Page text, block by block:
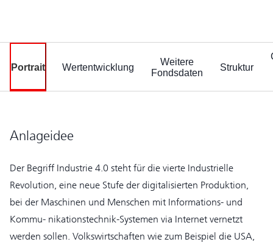
Portrait Wertentwicklung
Weitere
Fondsdaten
Struktur
Anlageidee
Der Begriff Industrie 4.0 steht für die vierte Industrielle
Revolution, eine neue Stufe der digitalisierten Produktion,
bei der Maschinen und Menschen mit Informations- und
Kommu- nikationstechnik-Systemen via Internet vernetzt
werden sollen. Volkswirtschaften wie zum Beispiel die USA,